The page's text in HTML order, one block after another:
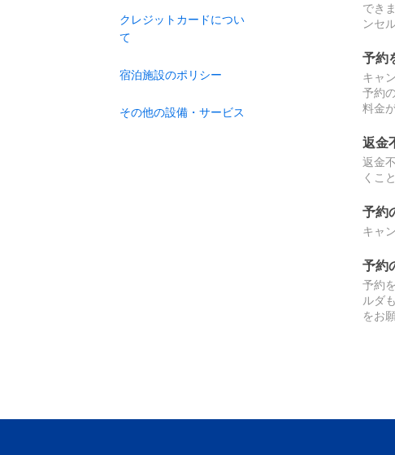
クレジットカードについ
て
宿泊施設のポリシー
その他の設備・サービス
でき
ンセ
予約
キャ
予約
料金
返金
返金
くこ
予約
キャ
予約
予約
ルダ
をお